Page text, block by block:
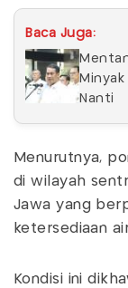
Baca Juga:
Nanti
Menurutnya,
di wilayah
Jawa yang
ketersediaan
Kondisi ini